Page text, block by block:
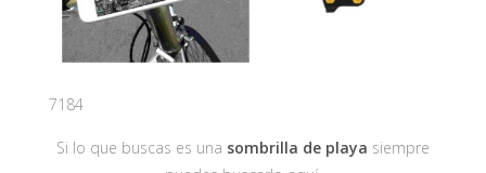
7184
Si lo que buscas es una sombrilla de playa siempre